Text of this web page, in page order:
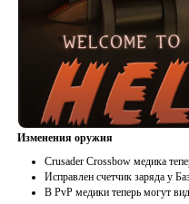
Изменения оружия
Crusader Crossbow медика
Исправлен счетчик заряда у
В PvP медики теперь могут